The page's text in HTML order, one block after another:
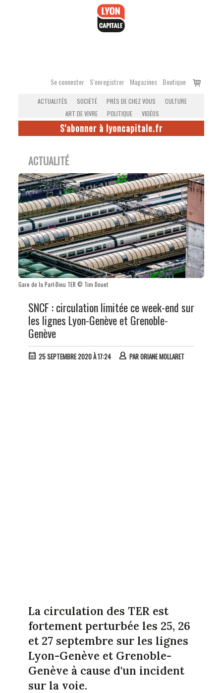
Se connecter S’enregistrer Magazines Boutique
Voir
ACTUALITÉS SOCIÉTÉ PRÈS DE CHEZ VOUS
CULTURE
ART DE VIVRE
POLITIQUE VIDÉOS
S'abonner à lyoncapitale.fr
ACTUALITÉ
Gare de la Part-Dieu TER © Tim Douet
SNCF : circulation limitée ce week-end sur
les lignes Lyon-Genève et Grenoble-
Genève
25 SEPTEMBRE 2020 À 17:24 PARORIANE MOLLARET
La circulation des TER est
fortement perturbée les 25, 26
et 27 septembre sur les lignes
Lyon-Genève et Grenoble-
Genève à cause d'un incident
sur la voie.